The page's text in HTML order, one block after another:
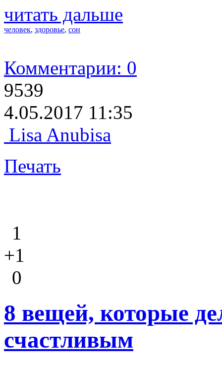
читать дальше
человек, здоровье, сон
Комментарии: 0
9539
4.05.2017 11:35
Lisa Anubisa
Печать
1
+1
0
8 вещей, которые
счастливым